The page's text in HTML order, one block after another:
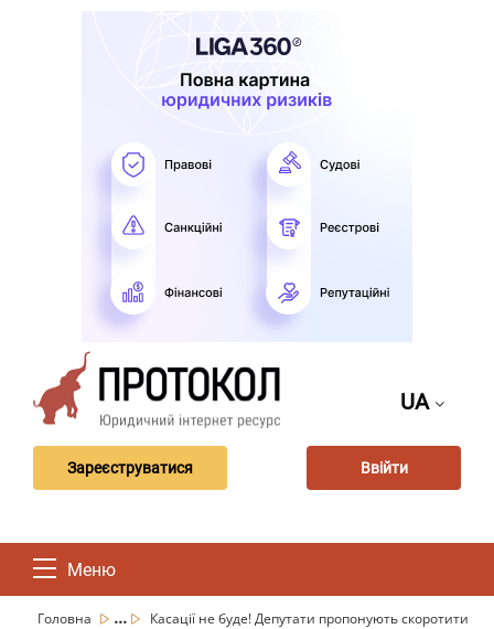
UA
Зареєструватися Ввійти
Меню
Головна ...
Касації не буде! Депутати пропонують скоротити